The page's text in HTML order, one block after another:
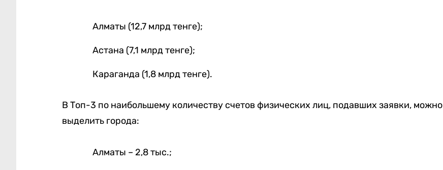
Алматы (12,7 млрд тенге);
Астана (7,1 млрд тенге);
Караганда (1,8 млрд тенге).
В Топ-3 по наибольшему количеству счетов физических лиц, подавших заявки, можно
выделить города:
Алматы – 2,8 тыс.;